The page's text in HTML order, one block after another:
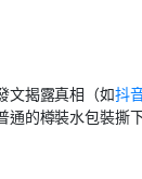
文揭露真相（如抖
通的樽裝水包裝撕